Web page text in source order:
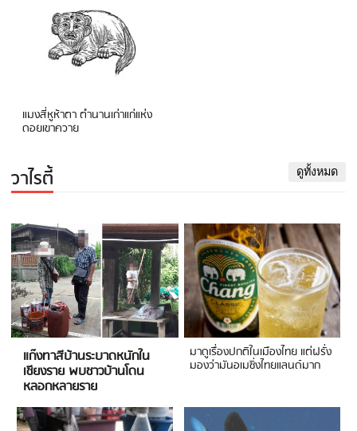
แมงสี่หูห้าตา ตำนานเก่าแก่แห่ง
ดอยเขาควาย
วาไรตี้ ดูทั้งหมด
แก๊งทาสีบ้านระบาดหนักใน
เชียงราย พบชาวบ้านโดน
หลอกหลายราย
มาดูเรื่องปกติในเมืองไทย แต่ฝรั่ง
มองว่ามันอเมซิ่งไทยแลนด์มาก